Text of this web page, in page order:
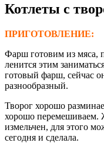
Котлеты с
ПРИГОТОВЛЕНИЕ:
Фарш готовим из мяса,
ленится этим
готовый фарш, сейчас
разнообразный.
Творог хорошо
хорошо перемешиваем.
измельчен, для этого
сегодня и сделала.